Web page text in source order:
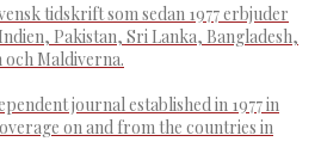
tidskrift som sedan 1977 erbjuder
Pakistan, Sri Lanka, Bangladesh,
Maldiverna.
journal established in 1977 in
on and from the countries in